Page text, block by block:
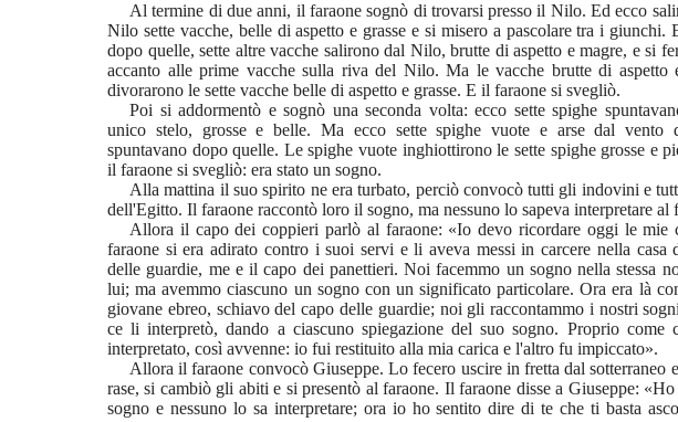
Al termine di due anni, il faraone sognò di trovarsi presso il Nilo. Ed ecco
Nilo sette vacche, belle di aspetto e grasse e si misero a pascolare tra i giunchi.
dopo quelle, sette altre vacche salirono dal Nilo, brutte di aspetto e magre, e si
accanto alle prime vacche sulla riva del Nilo. Ma le vacche brutte di aspetto
divorarono le sette vacche belle di aspetto e grasse. E il faraone si svegliò.
Poi si addormentò e sognò una seconda volta: ecco sette spighe
unico stelo, grosse e belle. Ma ecco sette spighe vuote e arse dal vento
spuntavano dopo quelle. Le spighe vuote inghiottirono le sette spighe grosse e
il faraone si svegliò: era stato un sogno.
Alla mattina il suo spirito ne era turbato, perciò convocò tutti gli indovini e
dell'Egitto. Il faraone raccontò loro il sogno, ma nessuno lo sapeva interpretare al
Allora il capo dei coppieri parlò al faraone: «Io devo ricordare oggi le mie
faraone si era adirato contro i suoi servi e li aveva messi in carcere nella casa
delle guardie, me e il capo dei panettieri. Noi facemmo un sogno nella stessa
lui; ma avemmo ciascuno un sogno con un significato particolare. Ora era là
giovane ebreo, schiavo del capo delle guardie; noi gli raccontammo i nostri
ce li interpretò, dando a ciascuno spiegazione del suo sogno. Proprio come
interpretato, così avvenne: io fui restituito alla mia carica e l'altro fu impiccato».
Allora il faraone convocò Giuseppe. Lo fecero uscire in fretta dal sotterraneo
rase, si cambiò gli abiti e si presentò al faraone. Il faraone disse a Giuseppe:
sogno e nessuno lo sa interpretare; ora io ho sentito dire di te che ti basta